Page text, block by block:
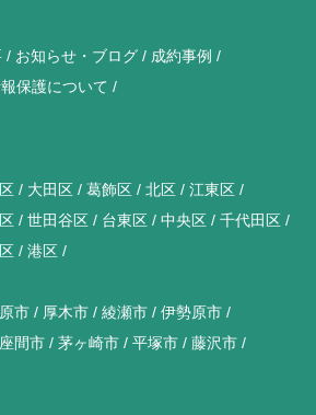
お知らせ・ブログ
成約事例
保護について
大田区 葛飾区 北区
江東区
世田谷区 台東区 中央区
千代田区
港区
市 厚木市 綾瀬市
伊勢原市
座間市 茅ヶ崎市 平塚市
藤沢市